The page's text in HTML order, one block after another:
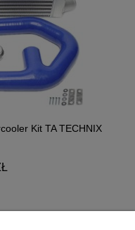
Kit TA TECHNIX